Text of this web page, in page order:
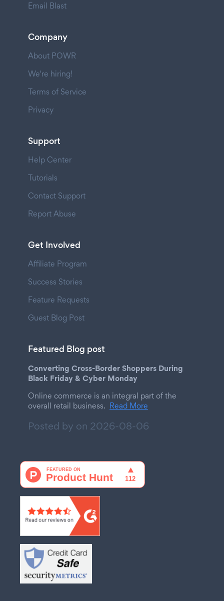
Email Blast
Company
About POWR
We're hiring!
Terms of Service
Privacy
Support
Help Center
Tutorials
Contact Support
Report Abuse
Get Involved
Affiliate Program
Success Stories
Feature Requests
Guest Blog Post
Featured Blog post
Converting Cross-Border Shoppers During
Black Friday & Cyber Monday
Online commerce is an integral part of the
overall retail business. Read More
Posted by on 2026-08-06